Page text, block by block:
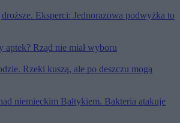
droższe. Eksperci: Jednorazowa podwyżka to
aptek? Rząd nie miał wyboru
Rzeki kuszą, ale po deszczu mogą
niemieckim Bałtykiem. Bakteria atakuje